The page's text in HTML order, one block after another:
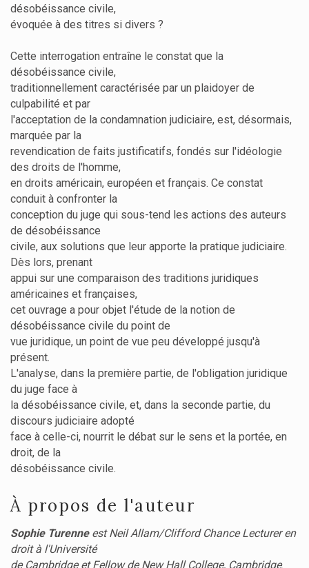
désobéissance civile,
évoquée à des titres si divers ?
Cette interrogation entraîne le constat que la
désobéissance civile,
traditionnellement caractérisée par un plaidoyer de
culpabilité et par
l'acceptation de la condamnation judiciaire, est, désormais,
marquée par la
revendication de faits justificatifs, fondés sur l'idéologie
des droits de l'homme,
en droits américain, européen et français. Ce constat
conduit à confronter la
conception du juge qui sous-tend les actions des auteurs
de désobéissance
civile, aux solutions que leur apporte la pratique judiciaire.
Dès lors, prenant
appui sur une comparaison des traditions juridiques
américaines et françaises,
cet ouvrage a pour objet l'étude de la notion de
désobéissance civile du point de
vue juridique, un point de vue peu développé jusqu'à
présent.
L'analyse, dans la première partie, de l'obligation juridique
du juge face à
la désobéissance civile, et, dans la seconde partie, du
discours judiciaire adopté
face à celle-ci, nourrit le débat sur le sens et la portée, en
droit, de la
désobéissance civile.
À propos de l'auteur
Sophie Turenneest Neil Allam/Clifford Chance Lecturer en
droit à l'Université
de Cambridge et Fellow de New Hall College, Cambridge.